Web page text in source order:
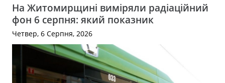
На Житомирщині виміряли радіаційний
фон 6 серпня: який показник
Четвер, 6 Серпня, 2026